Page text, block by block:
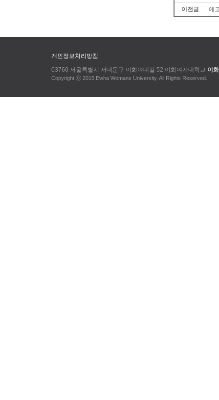
이전글
에
개인정보처리방침
03760 서울특별시 서대문구 이화여대길 52 이화여자대학교 이
Copyright ⓒ 2015 Ewha Womans University. All Rights Reserved.